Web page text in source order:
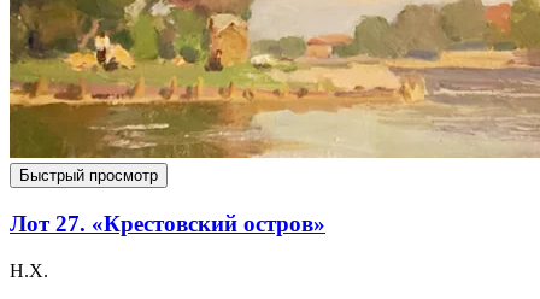
Быстрый просмотр
Лот 27. «Крестовский остров»
Н.Х.